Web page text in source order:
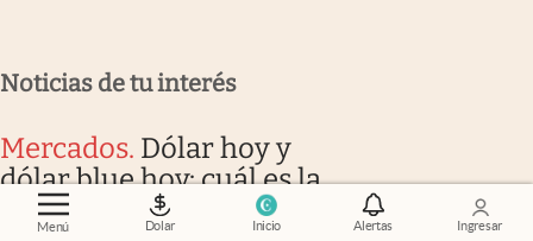
Menú Dolar Inicio Alertas Ingresar
Noticias de tu interés
Mercados. Dólar hoy y
dólar blue hoy: cuál es la
cotización del viernes 7